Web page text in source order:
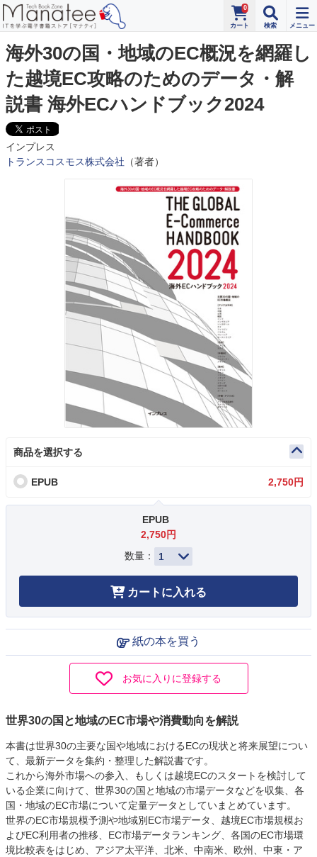
0
海外30の国・地域のEC概況を網羅し
た越境EC攻略のためのデータ・解
説書 海外ECハンドブック2024
インプレス
トランスコスモス株式会社 （著者）
商品を選択する
EPUB 2,750円
EPUB
2,750円
数量：
カートに入れる
紙の本を買う
お気に入りに登録する
世界30の国と地域のEC市場や消費動向を解説
本書は世界30の主要な国や地域におけるECの現状と将来展望につい
て、最新データを集約・整理した解説書です。
これから海外市場への参入、もしくは越境ECのスタートを検討して
いる企業に向けて、世界30の国と地域の市場データなどを収集、各
国・地域のEC市場について定量データとしていまとめています。
世界のEC市場規模予測や地域別EC市場データ、越境EC市場規模お
よびEC利用者の推移、EC市場データランキング、各国のEC市場環
境比較表をはじめ、アジア太平洋、北米、中南米、欧州、中東・ア